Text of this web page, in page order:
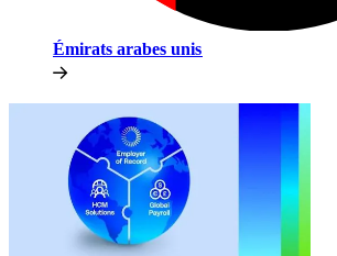
Émirats arabes unis​​